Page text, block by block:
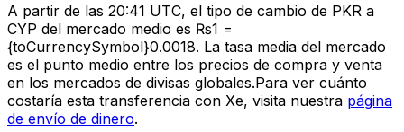
A partir de las 20:41 UTC, el tipo de cambio de PKR a
CYP del mercado medio es ₨1 =
{toCurrencySymbol}0.0018. La tasa media del mercado
es el punto medio entre los precios de compra y venta
en los mercados de divisas globales.Para ver cuánto
costaría esta transferencia con Xe, visita nuestra página
de envío de dinero.